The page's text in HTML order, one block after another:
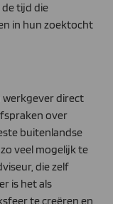
tijd die
in hun zoektocht
werkgever direct
over
buitenlandse
veel mogelijk te
die zelf
is het als
te creëren en